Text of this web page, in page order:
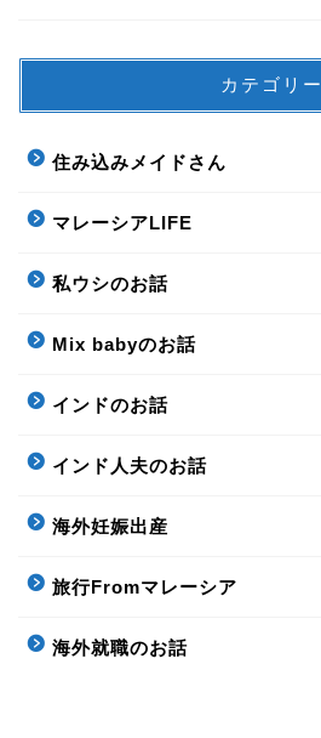
カテゴリー
住み込みメイドさん
マレーシアLIFE
私ウシのお話
Mix babyのお話
インドのお話
インド人夫のお話
海外妊娠出産
旅行Fromマレーシア
海外就職のお話